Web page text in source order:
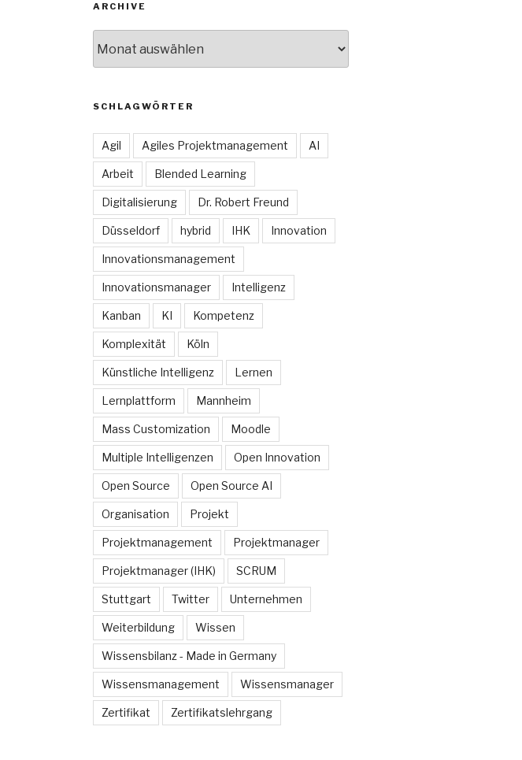
ARCHIVE
SCHLAGWÖRTER
Agil Agiles Projektmanagement AI
Arbeit Blended Learning
Digitalisierung Dr. Robert Freund
Düsseldorf hybrid IHK Innovation
Innovationsmanagement
Innovationsmanager Intelligenz
Kanban KI Kompetenz
Komplexität Köln
Künstliche Intelligenz Lernen
Lernplattform Mannheim
Mass Customization Moodle
Multiple Intelligenzen Open Innovation
Open Source Open Source AI
Organisation Projekt
Projektmanagement Projektmanager
Projektmanager (IHK) SCRUM
Stuttgart Twitter Unternehmen
Weiterbildung Wissen
Wissensbilanz - Made in Germany
Wissensmanagement Wissensmanager
Zertifikat Zertifikatslehrgang